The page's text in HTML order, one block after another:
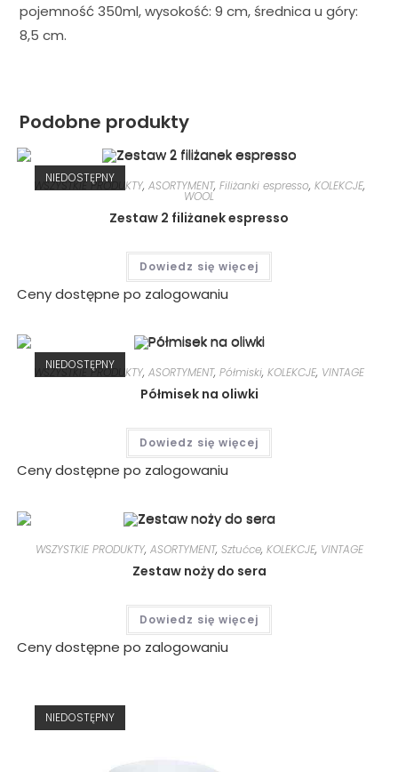
pojemność 350ml, wysokość: 9 cm, średnica u góry:
8,5 cm.
Podobne produkty
NIEDOSTĘPNY
WSZYSTKIE PRODUKTY, ASORTYMENT, Filiżanki espresso, KOLEKCJE,
WOOL
Zestaw 2 filiżanek espresso
Dowiedz się więcej
Ceny dostępne po zalogowaniu
NIEDOSTĘPNY
WSZYSTKIE PRODUKTY, ASORTYMENT, Półmiski, KOLEKCJE, VINTAGE
Półmisek na oliwki
Dowiedz się więcej
Ceny dostępne po zalogowaniu
WSZYSTKIE PRODUKTY, ASORTYMENT, Sztućce, KOLEKCJE, VINTAGE
Zestaw noży do sera
Dowiedz się więcej
Ceny dostępne po zalogowaniu
NIEDOSTĘPNY